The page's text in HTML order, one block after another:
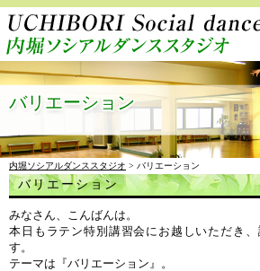
バリエーション
内堀ソシアルダンススタジオ > バリエーション
バリエーション
みなさん、こんばんは。
本日もラテン特別講習会にお越しいただき
す。
テーマは『バリエーション』。